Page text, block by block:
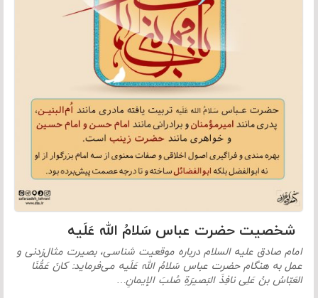
شخصیت حضرت عباس سَلامُ الله عَلَیه
امام صادق علیه السلام درباره موقعیت شناسی، بصیرت مثال‌زدنی و
عمل به ‌هنگام حضرت عباس سَلامُ الله عَلَیه می‌فرماید: كانَ عَمُّنَا
العَبّاسُ بنُ عَلِی نافِذَ البَصیرَةِ صُلبَ الإیمانِ…